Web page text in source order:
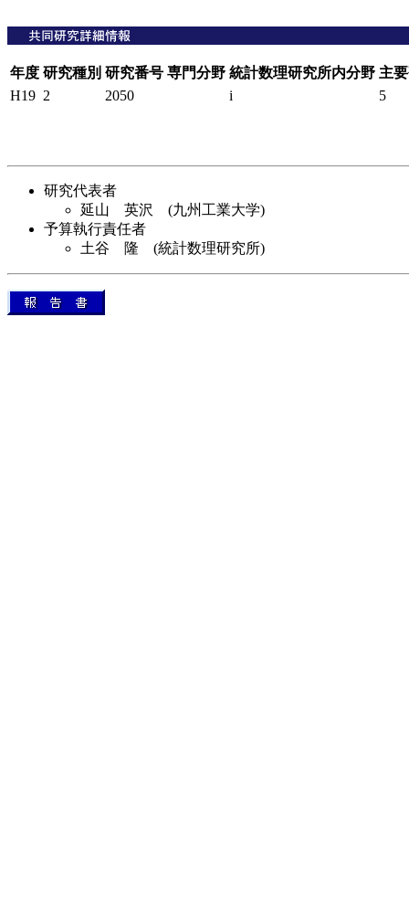
年度 研究種別 研究番号 専門分野 統計数理研究所内分野 主
H19 2 2050 i 5
研究代表者
延山 英沢 (九州工業大学)
予算執行責任者
土谷 隆 (統計数理研究所)